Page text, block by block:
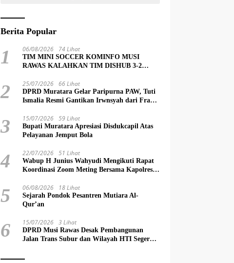
Berita Popular
1 06/08/2026 74 Lihat
TIM MINI SOCCER KOMINFO MUSI
RAWAS KALAHKAN TIM DISHUB 3-2
2 25/07/2026 66 Lihat
DPRD Muratara Gelar Paripurna PAW, Tuti
Ismalia Resmi Gantikan Irwnsyah dari Fraksi
3 15/07/2026 59 Lihat
Bupati Muratara Apresiasi Disdukcapil Atas
Pelayanan Jemput Bola
4 22/07/2026 51 Lihat
Wabup H Junius Wahyudi Mengikuti Rapat
Koordinasi Zoom Meting Bersama Kapolres
5 06/08/2026 18 Lihat
Sejarah Pondok Pesantren Mutiara Al-
Qur’an
6 15/07/2026 3 Lihat
DPRD Musi Rawas Desak Pembangunan
Jalan Trans Subur dan Wilayah HTI Segera